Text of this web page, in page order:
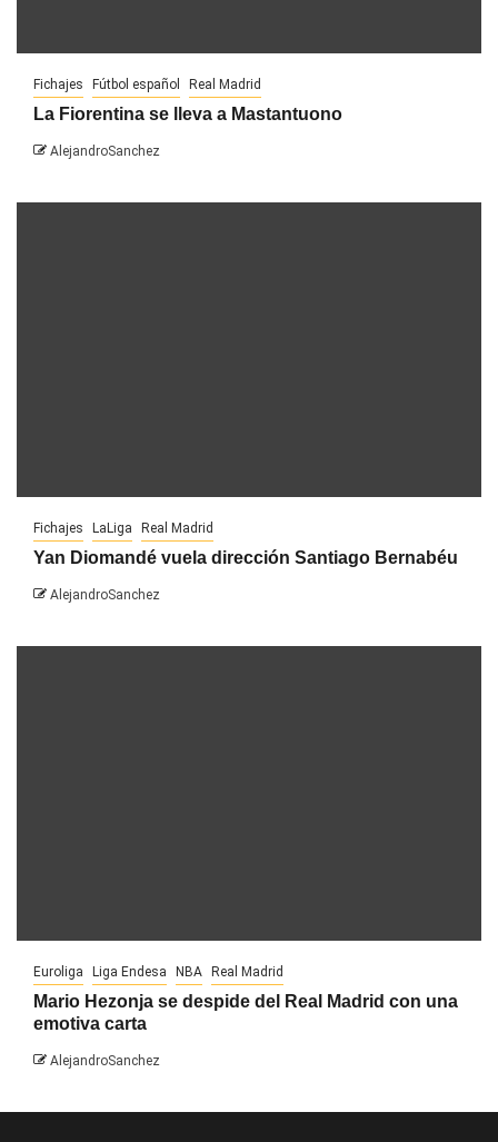
Fichajes Fútbol español Real Madrid
La Fiorentina se lleva a Mastantuono
AlejandroSanchez
Fichajes LaLiga Real Madrid
Yan Diomandé vuela dirección Santiago Bernabéu
AlejandroSanchez
Euroliga Liga Endesa NBA Real Madrid
Mario Hezonja se despide del Real Madrid con una
emotiva carta
AlejandroSanchez